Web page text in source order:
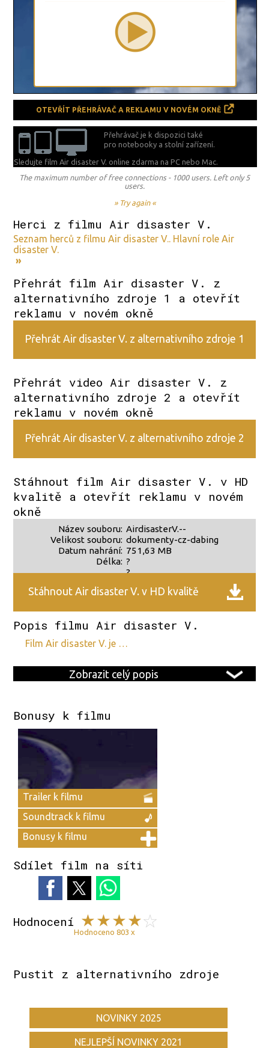
OTEVŘÍT PŘEHRÁVAČ A REKLAMU V NOVÉM OKNĚ
Přehrávač je k dispozici také
pro notebooky a stolní zařízení.
Sledujte film Air disaster V. online zdarma naPC nebo Mac.
The maximum number of free connections - 1000 users. Left only 5
users.
» Try again «
Herci z filmu Air disaster V.
Seznam herců z filmu Air disaster V.. Hlavní role Air
disaster V.
»
Přehrát film Air disaster V. z
alternativního zdroje 1 a otevřít
reklamu v novém okně
Přehrát Air disaster V. z alternativního zdroje 1
Přehrát video Air disaster V. z
alternativního zdroje 2 a otevřít
reklamu v novém okně
Přehrát Air disaster V. z alternativního zdroje 2
Stáhnout film Air disaster V. v HD
kvalitě a otevřít reklamu v novém
okně
Název souboru:
Velikost souboru:
Datum nahrání:
Délka:
AirdisasterV.--
dokumenty-cz-dabing
751,63 MB
?
?
Stáhnout Air disaster V. v HD kvalitě
Popis filmu Air disaster V.
film Air disaster V. je …
Zobrazit celý popis
Bonusy k filmu
Trailer k filmu
Soundtrack k filmu
Bonusy k filmu
Sdílet film na síti
Hodnocení
Hodnoceno 803 x
Pustit z alternativního zdroje
NOVINKY 2025
NEJLEPŠÍ NOVINKY 2021